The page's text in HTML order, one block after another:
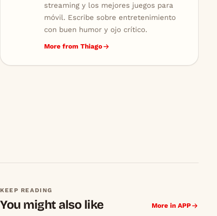
streaming y los mejores juegos para
móvil. Escribe sobre entretenimiento
con buen humor y ojo crítico.
More from Thiago
KEEP READING
You might also like More in APP